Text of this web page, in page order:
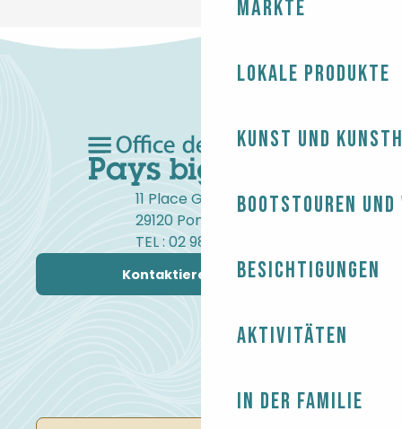
Märkte
Lokale Produkte
Kunst und
Bootstouren
Besichtigungen
Aktivitäten
In der Familie
11 Place Gambetta
29120 Pont-l'Abbé
TEL : 02 98 82 37 99
Kontaktieren Sie uns